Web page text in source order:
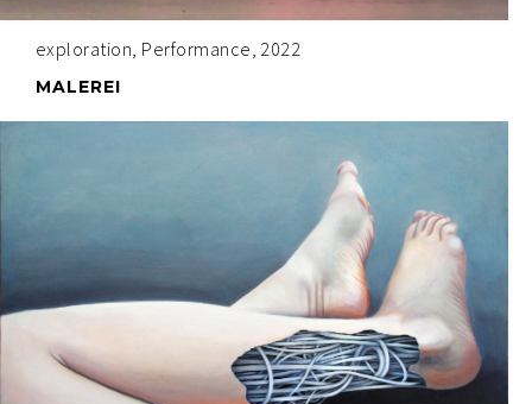
exploration, Performance, 2022
MALEREI